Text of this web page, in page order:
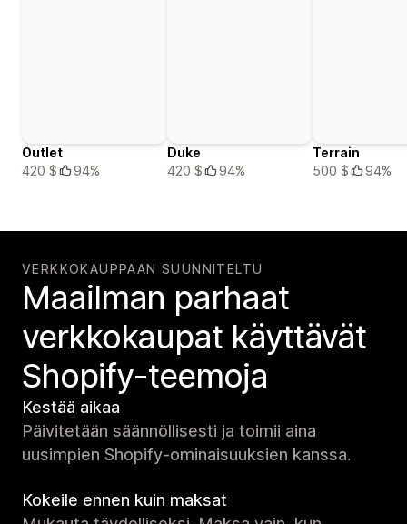
Outlet
420 $
94%
Duke
420 $
94%
Terrain
500 $
94%
VERKKOKAUPPAAN SUUNNITELTU
Maailman parhaat
verkko­kaupat käyttävät
Shopify-teemoja
Kestää aikaa
Päivitetään säännöllisesti ja toimii aina
uusimpien Shopify-ominaisuuksien kanssa.
Kokeile ennen kuin maksat